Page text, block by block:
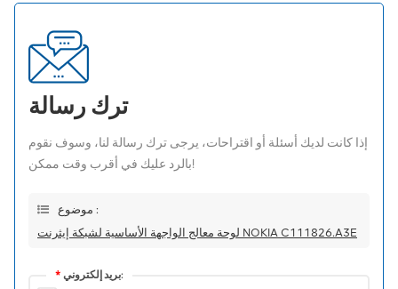
ترك رسالة
إذا كانت لديك أسئلة أو اقتراحات، يرجى ترك رسالة لنا، وسوف نقوم
بالرد عليك في أقرب وقت ممكن!
موضوع :
لوحة معالج الواجهة الأساسية لشبكة إيثرنت NOKIA C111826.A3E
* بريد إلكتروني: